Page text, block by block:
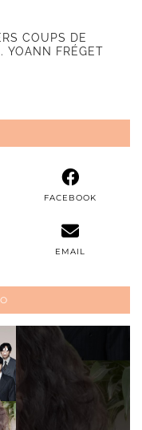
COUPS DE
YOANN FRÉGET
FACEBOOK
EMAIL